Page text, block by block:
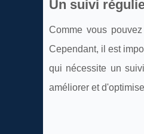
Un suivi
Comme vous
Cependant, il est
qui nécessite un
améliorer et